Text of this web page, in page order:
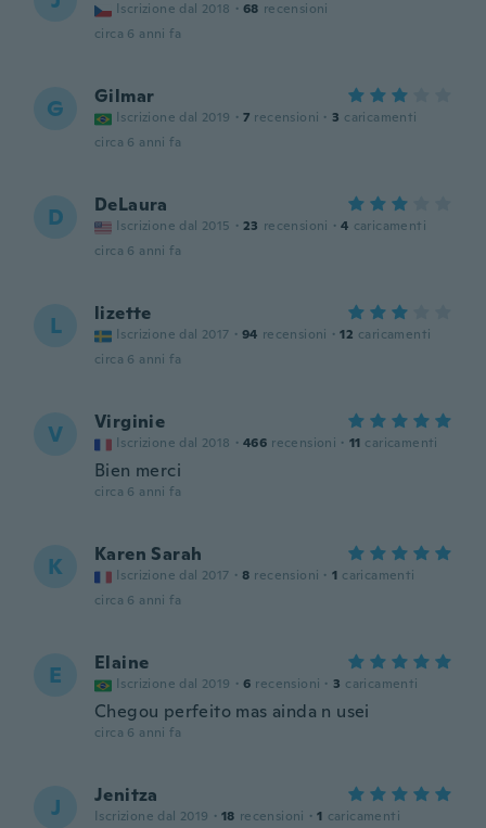
Iscrizione dal 2018 · 68 recensioni
circa 6 anni fa
G Gilmar
Iscrizione dal 2019 · 7 recensioni · 3 caricamenti
circa 6 anni fa
D DeLaura
Iscrizione dal 2015 · 23 recensioni · 4 caricamenti
circa 6 anni fa
L lizette
Iscrizione dal 2017 · 94 recensioni · 12 caricamenti
circa 6 anni fa
V Virginie
Iscrizione dal 2018 · 466 recensioni · 11 caricamenti
Bien merci
circa 6 anni fa
K Karen Sarah
Iscrizione dal 2017 · 8 recensioni · 1 caricamenti
circa 6 anni fa
E Elaine
Iscrizione dal 2019 · 6 recensioni · 3 caricamenti
Chegou perfeito mas ainda n usei
circa 6 anni fa
J Jenitza
Iscrizione dal 2019 · 18 recensioni · 1 caricamenti